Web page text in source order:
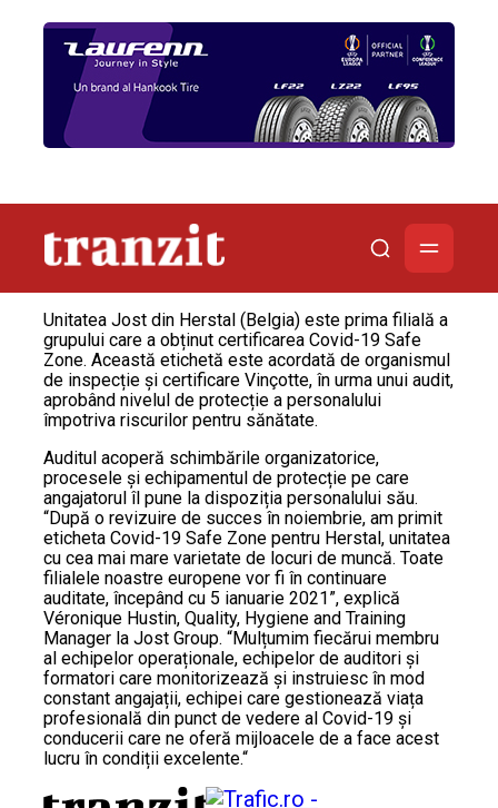
Unitatea Jost din Herstal (Belgia) este prima filială a
grupului care a obținut certificarea Covid-19 Safe
Zone. Această etichetă este acordată de organismul
de inspecție și certificare Vinçotte, în urma unui audit,
aprobând nivelul de protecție a personalului
împotriva riscurilor pentru sănătate.
Auditul acoperă schimbările organizatorice,
procesele și echipamentul de protecție pe care
angajatorul îl pune la dispoziția personalului său.
“După o revizuire de succes în noiembrie, am primit
eticheta Covid-19 Safe Zone pentru Herstal, unitatea
cu cea mai mare varietate de locuri de muncă. Toate
filialele noastre europene vor fi în continuare
auditate, începând cu 5 ianuarie 2021”, explică
Véronique Hustin, Quality, Hygiene and Training
Manager la Jost Group. “Mulțumim fiecărui membru
al echipelor operaționale, echipelor de auditori și
formatori care monitorizează și instruiesc în mod
constant angajații, echipei care gestionează viața
profesională din punct de vedere al Covid-19 și
conducerii care ne oferă mijloacele de a face acest
lucru în condiții excelente.“